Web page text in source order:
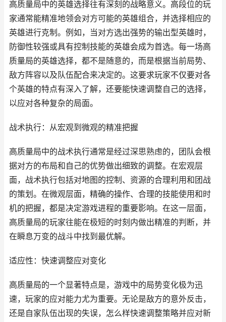
高质量局中的英雄选择往有深刻的战略意义。高段位的玩
家通常能精准地领会对方可能的英雄组合，并选择相应的
英雄进行克制。例如，当对方选出强势的输出型英雄时，
防御性较强或具有控制技能的英雄会成为首选。每一场高
质量局的英雄选择，都不是随意的，而是根据当前局势、
敌方阵容以及队伍配合来决定的。这要求玩家不仅要对各
个英雄的特点有深入了解，还要能快速调整自己的选择，
以应对各种复杂的局面。
战术执行：从宏观到微观的精准把握
高质量局中的战术执行通常是经过深思熟虑的，团队会根
据对方的布局和自己的优势做出细致的调整。在宏观层
面，战术执行包括对地图的控制、资源的合理利用和团战
的策划。在微观层面，精确的操作、合理的技能使用和时
机的把握，都是决定游戏进程的重要影响。在这一层面，
高质量局的玩家往能在极短的时刻内做出精准的判断，并
在瞬息万变的战斗中找到最优解。
适应性：快速调整应对变化
高质量局的一个显著特点是，游戏中的局势变化极为迅
速，玩家的应对能力尤为重要。无论是敌方的意外反击，
还是自家队伍出现的失误，怎么样快速调整策略并应对新